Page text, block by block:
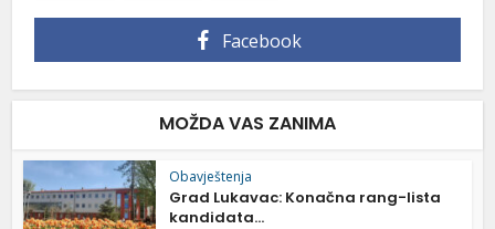
Facebook
MOŽDA VAS ZANIMA
Obavještenja
Grad Lukavac: Konačna rang-lista
kandidata...